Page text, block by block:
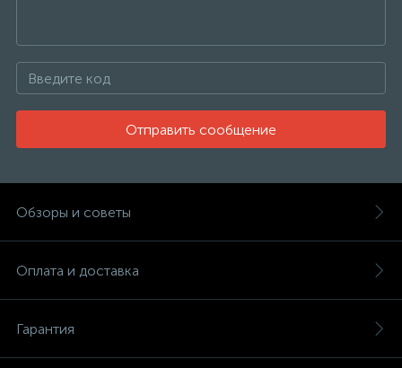
Отправить сообщение
Обзоры и советы
Оплата и доставка
Гарантия